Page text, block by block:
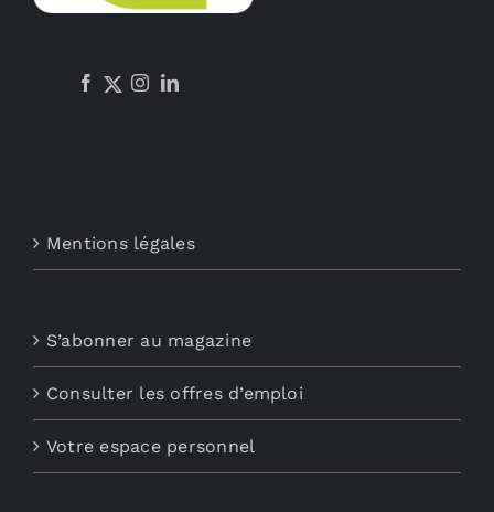
Mentions légales
S’abonner au magazine
Consulter les offres d’emploi
Votre espace personnel